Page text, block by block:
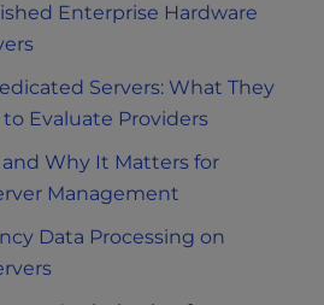
Enterprise Hardware
Servers: What They
Evaluate Providers
Why It Matters for
Management
Data Processing on